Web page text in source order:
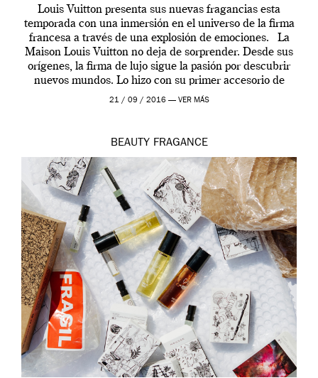
Louis Vuitton presenta sus nuevas fragancias esta
temporada con una inmersión en el universo de la firma
francesa a través de una explosión de emociones. La
Maison Louis Vuitton no deja de sorprender. Desde sus
orígenes, la firma de lujo sigue la pasión por descubrir
nuevos mundos. Lo hizo con su primer accesorio de
viaje, el […]
21 / 09 / 2016 — VER MÁS
BEAUTY FRAGANCE